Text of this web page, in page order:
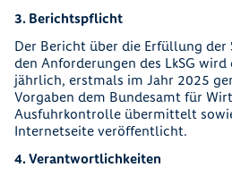
3. Berichtspflicht
Der Bericht über die Erfüllung
den Anforderungen des LkSG
jährlich, erstmals im Jahr 2025
Vorgaben dem Bundesamt für
Ausfuhrkontrolle übermittelt
Internetseite veröffentlicht.
4. Verantwortlichkeiten